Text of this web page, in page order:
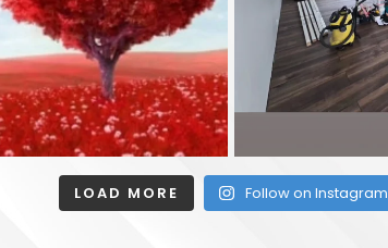
LOAD MORE Follow on Instagram